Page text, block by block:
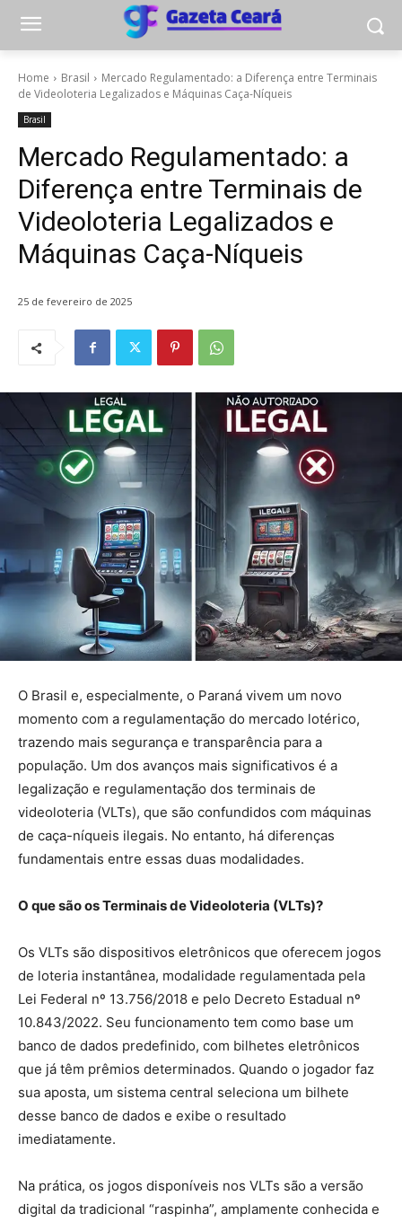
Home Brasil
Mercado Regulamentado: a Diferença entre Terminais
de Videoloteria Legalizados e Máquinas Caça-Níqueis
Brasil
Mercado Regulamentado: a
Diferença entre Terminais de
Videoloteria Legalizados e
Máquinas Caça-Níqueis
25 de fevereiro de 2025
O Brasil e, especialmente, o Paraná vivem um novo
momento com a regulamentação do mercado lotérico,
trazendo mais segurança e transparência para a
população. Um dos avanços mais significativos é a
legalização e regulamentação dos terminais de
videoloteria (VLTs), que são confundidos com máquinas
de caça-níqueis ilegais. No entanto, há diferenças
fundamentais entre essas duas modalidades.
O que são os Terminais de Videoloteria (VLTs)?
Os VLTs são dispositivos eletrônicos que oferecem jogos
de loteria instantânea, modalidade regulamentada pela
Lei Federal nº 13.756/2018 e pelo Decreto Estadual nº
10.843/2022. Seu funcionamento tem como base um
banco de dados predefinido, com bilhetes eletrônicos
que já têm prêmios determinados. Quando o jogador faz
sua aposta, um sistema central seleciona um bilhete
desse banco de dados e exibe o resultado
imediatamente.
Na prática, os jogos disponíveis nos VLTs são a versão
digital da tradicional “raspinha”, amplamente conhecida e